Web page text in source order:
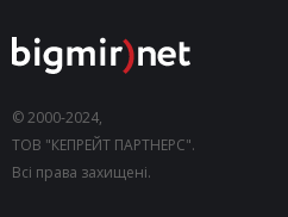
© 2000-2024,
ТОВ "КЕПРЕЙТ ПАРТНЕРС".
Всі права захищені.